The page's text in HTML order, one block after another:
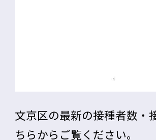
文京区の最新の接種者数・
ちらからご覧ください。